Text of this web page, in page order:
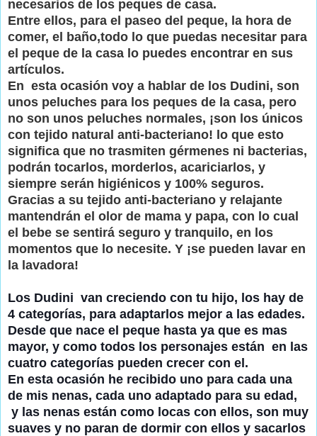
necesarios de los peques de casa.
Entre ellos, para el paseo del peque, la hora de
comer, el baño,todo lo que puedas necesitar para
el peque de la casa lo puedes encontrar en sus
artículos.
En esta ocasión voy a hablar de los Dudini, son
unos peluches para los peques de la casa, pero
no son unos peluches normales, ¡son los únicos
con tejido natural anti-bacteriano! lo que esto
significa que no trasmiten gérmenes ni bacterias,
podrán tocarlos, morderlos, acariciarlos, y
siempre serán higiénicos y 100% seguros.
Gracias a su tejido anti-bacteriano y relajante
mantendrán el olor de mama y papa, con lo cual
el bebe se sentirá seguro y tranquilo, en los
momentos que lo necesite. Y ¡se pueden lavar en
la lavadora!
Los Dudini van creciendo con tu hijo, los hay de
4 categorías, para adaptarlos mejor a las edades.
Desde que nace el peque hasta ya que es mas
mayor, y como todos los personajes están en las
cuatro categorías pueden crecer con el.
En esta ocasión he recibido uno para cada una
de mis nenas, cada uno adaptado para su edad,
y las nenas están como locas con ellos, son muy
suaves y no paran de dormir con ellos y sacarlos